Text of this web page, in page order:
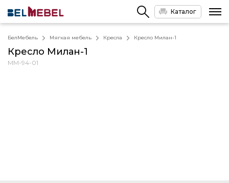
Каталог
БелМебель Мягкая мебель Кресла Кресло Милан-1
Кресло Милан-1
ММ-94-01